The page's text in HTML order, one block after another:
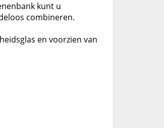
kunt u
combineren.
en voorzien van